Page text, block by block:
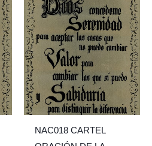
NAC018 CARTEL